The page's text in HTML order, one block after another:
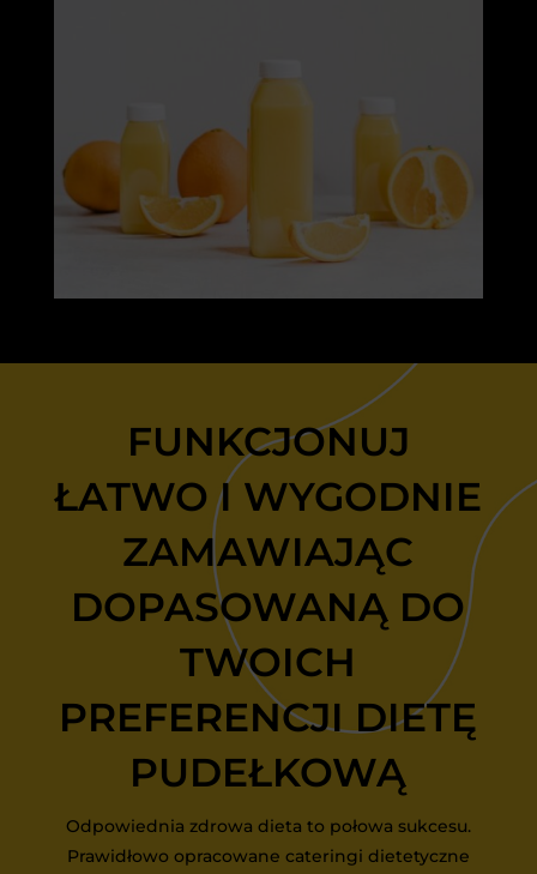
FUNKCJONUJ
ŁATWO I WYGODNIE
ZAMAWIAJĄC
DOPASOWANĄ DO
TWOICH
PREFERENCJI DIETĘ
PUDEŁKOWĄ
Odpowiednia zdrowa dieta to połowa sukcesu.
Prawidłowo opracowane cateringi dietetyczne